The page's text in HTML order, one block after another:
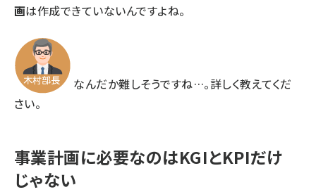
画は作成できていないんですよね。
なんだか難しそうですね…。詳しく教えてくだ
さい。
事業計画に必要なのはKGIとKPIだけ
じゃない